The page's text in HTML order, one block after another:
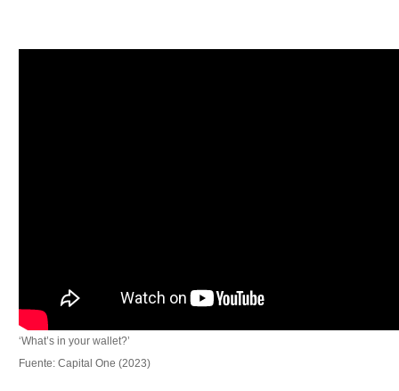
‘What’s in your wallet?’
Fuente: Capital One (2023)